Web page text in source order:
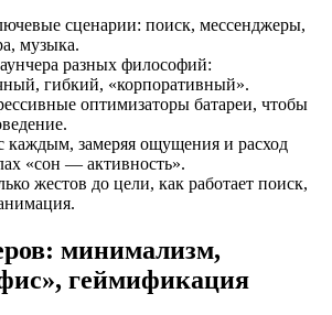
сценарии: поиск, мессенджеры,
музыка.
разных философий:
гибкий, «корпоративный».
оптимизаторы батареи, чтобы
каждым, замеряя ощущения и расход
«сон — активность».
жестов до цели, как работает поиск,
минимализм,
геймификация